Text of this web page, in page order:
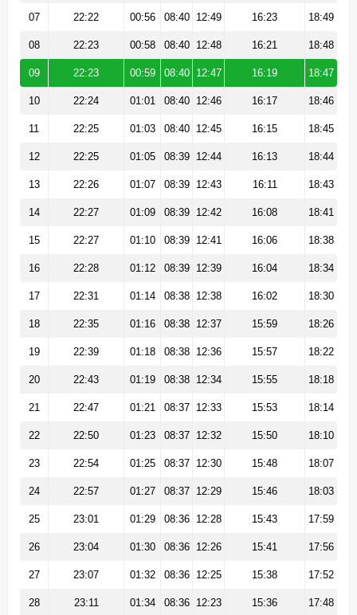
07 22:22 00:56 08:40 12:49 16:23 18:49
08 22:23 00:58 08:40 12:48 16:21 18:48
09 22:23 00:59 08:40 12:47 16:19 18:47
10 22:24 01:01 08:40 12:46 16:17 18:46
11 22:25 01:03 08:40 12:45 16:15 18:45
12 22:25 01:05 08:39 12:44 16:13 18:44
13 22:26 01:07 08:39 12:43 16:11 18:43
14 22:27 01:09 08:39 12:42 16:08 18:41
15 22:27 01:10 08:39 12:41 16:06 18:38
16 22:28 01:12 08:39 12:39 16:04 18:34
17 22:31 01:14 08:38 12:38 16:02 18:30
18 22:35 01:16 08:38 12:37 15:59 18:26
19 22:39 01:18 08:38 12:36 15:57 18:22
20 22:43 01:19 08:38 12:34 15:55 18:18
21 22:47 01:21 08:37 12:33 15:53 18:14
22 22:50 01:23 08:37 12:32 15:50 18:10
23 22:54 01:25 08:37 12:30 15:48 18:07
24 22:57 01:27 08:37 12:29 15:46 18:03
25 23:01 01:29 08:36 12:28 15:43 17:59
26 23:04 01:30 08:36 12:26 15:41 17:56
27 23:07 01:32 08:36 12:25 15:38 17:52
28 23:11 01:34 08:36 12:23 15:36 17:48